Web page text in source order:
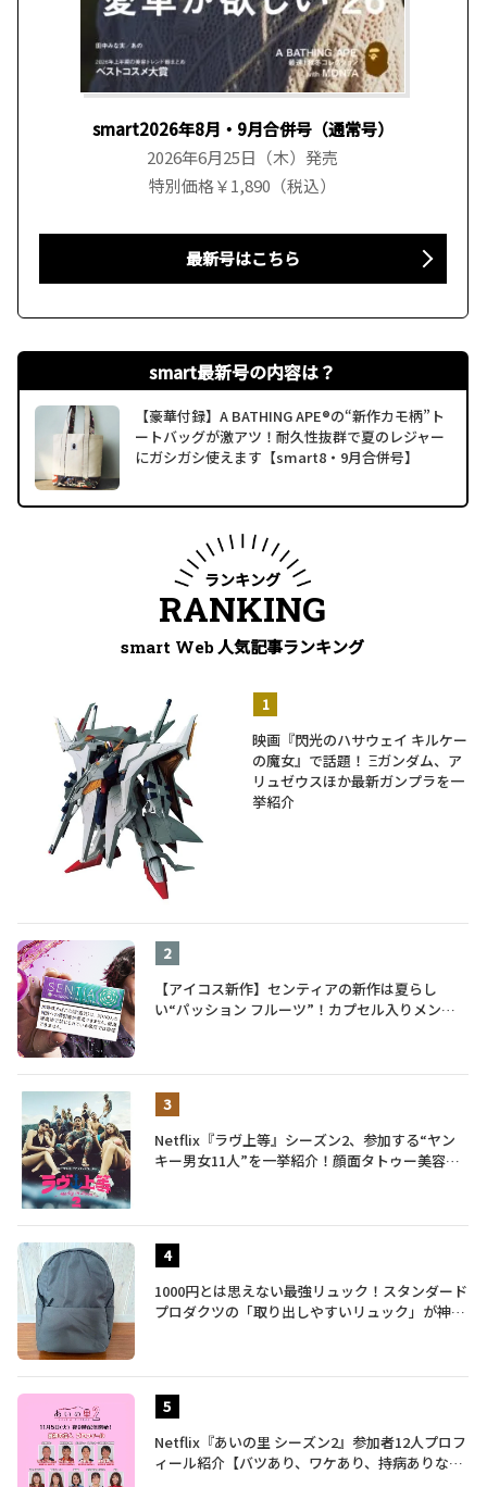
smart2026年8月・9月合併号（通常号）
2026年6月25日（木）発売
特別価格￥1,890（税込）
最新号はこちら
smart最新号の内容は？
【豪華付録】A BATHING APE®の“新作カモ柄”ト
ートバッグが激アツ！耐久性抜群で夏のレジャー
にガシガシ使えます【smart8・9月合併号】
ランキング
RANKING
smart Web 人気記事ランキング
映画『閃光のハサウェイ キルケー
の魔女』で話題！ Ξガンダム、ア
リュゼウスほか最新ガンプラを一
挙紹介
【アイコス新作】センティアの新作は夏らし
い“パッション フルーツ”！カプセル入りメンソ
Netflix『ラヴ上等』シーズン2、参加する“ヤン
キー男女11人”を一挙紹介！顔面タトゥー美容
1000円とは思えない最強リュック！スタンダード
プロダクツの「取り出しやすいリュック」が神す
Netflix『あいの里 シーズン2』参加者12人プロフ
ィール紹介【バツあり、ワケあり、持病ありな35